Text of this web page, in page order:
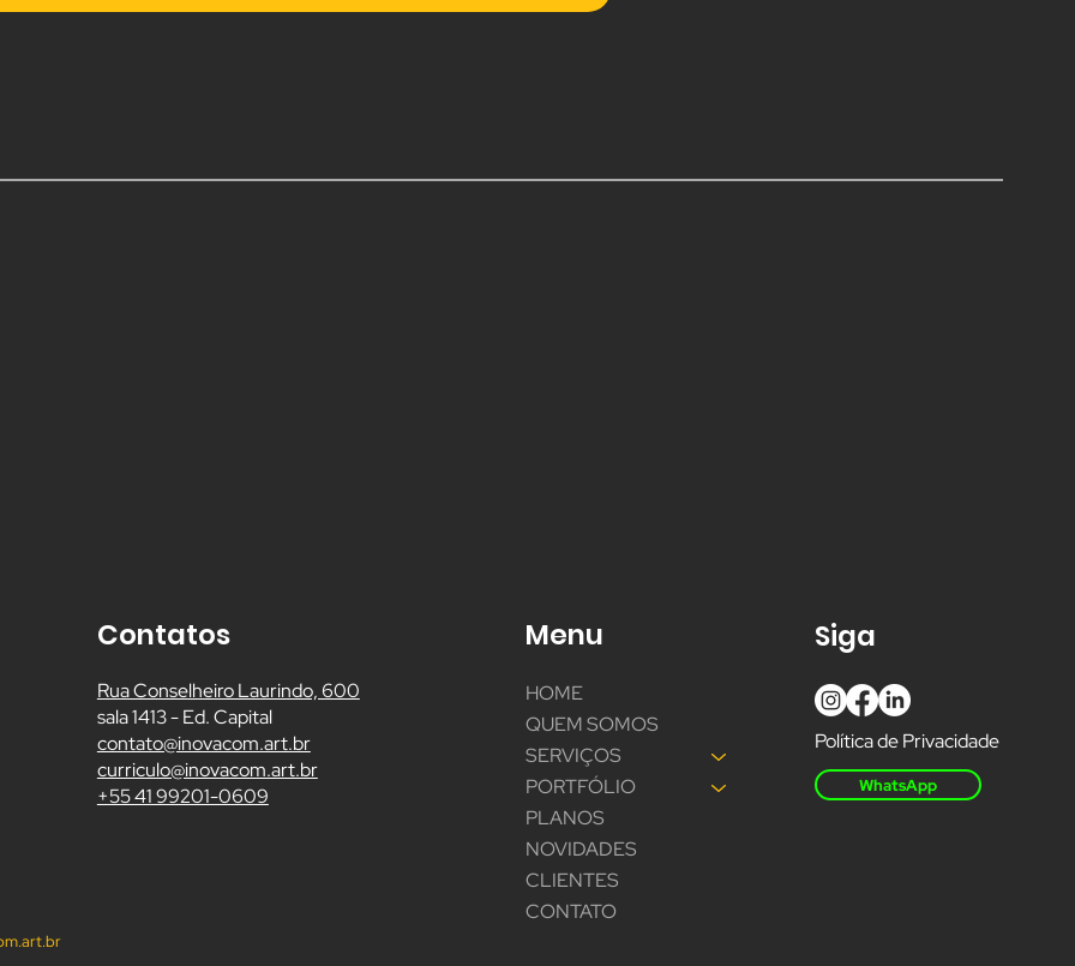
Menu
HOME
QUEM SOMOS
SERVIÇOS
PORTFÓLIO
PLANOS
NOVIDADES
CLIENTES
CONTATO
Contatos
Rua Conselheiro Laurindo, 600
sala 1413 - Ed. Capital
contato@inovacom.art.br
curriculo@inovacom.art.br
+55 41 99201-0609
Siga
Política de Privacidade
WhatsApp